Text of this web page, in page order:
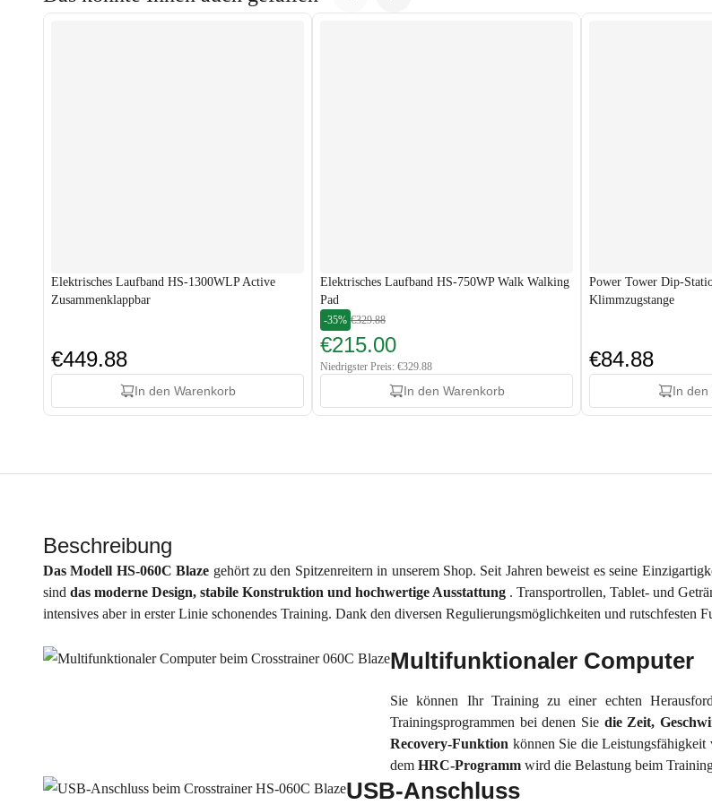
Elektrisches Laufband HS-1300WLP Active
Zusammenklappbar
€449.88
In den Warenkorb
Elektrisches Laufband HS-750WP Walk Walking
Pad
-35% €329.88
€215.00
Niedrigster Preis: €329.88
In den Warenkorb
Power Tower Dip-
Klimmzugstange
€84.88
In den
Beschreibung
Das Modell HS-060C Blaze gehört zu den Spitzenreitern in unserem Shop. Seit Jahren beweist es seine
sind das moderne Design, stabile Konstruktion und hochwertige Ausstattung . Transportrollen, Tablet- und
intensives aber in erster Linie schonendes Training. Dank den diversen Regulierungsmöglichkeiten und rutschfesten
Multifunktionaler Computer
Sie können Ihr Training zu einer echten
Trainingsprogrammen bei denen Sie die Zeit,
Recovery-Funktion können Sie die
dem HRC-Programm wird die Belastung beim
USB-Anschluss